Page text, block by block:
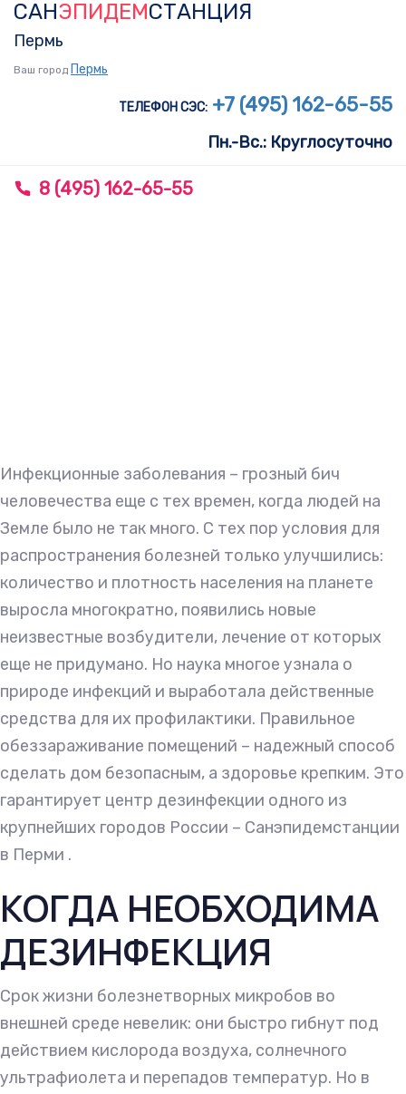
Skip
links
Skip
to
primary
content
САНЭПИДЕМСТАНЦИЯ
Пермь
Ваш город Пермь
ТЕЛЕФОН СЭС: +7 (495) 162-65-55
Пн.-Вс.: Круглосуточно
8 (495) 162-65-55
Инфекционные заболевания – грозный бич
человечества еще с тех времен, когда людей на
Земле было не так много. С тех пор условия для
распространения болезней только улучшились:
количество и плотность населения на планете
выросла многократно, появились новые
неизвестные возбудители, лечение от которых
еще не придумано. Но наука многое узнала о
природе инфекций и выработала действенные
средства для их профилактики. Правильное
обеззараживание помещений – надежный способ
сделать дом безопасным, а здоровье крепким. Это
гарантирует центр дезинфекции одного из
крупнейших городов России – Санэпидемстанции
в Перми .
КОГДА НЕОБХОДИМА
ДЕЗИНФЕКЦИЯ
Срок жизни болезнетворных микробов во
внешней среде невелик: они быстро гибнут под
действием кислорода воздуха, солнечного
ультрафиолета и перепадов температур. Но в